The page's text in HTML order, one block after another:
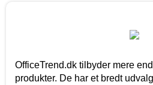
OfficeTrend.dk tilbyder mere
produkter. De har et bredt